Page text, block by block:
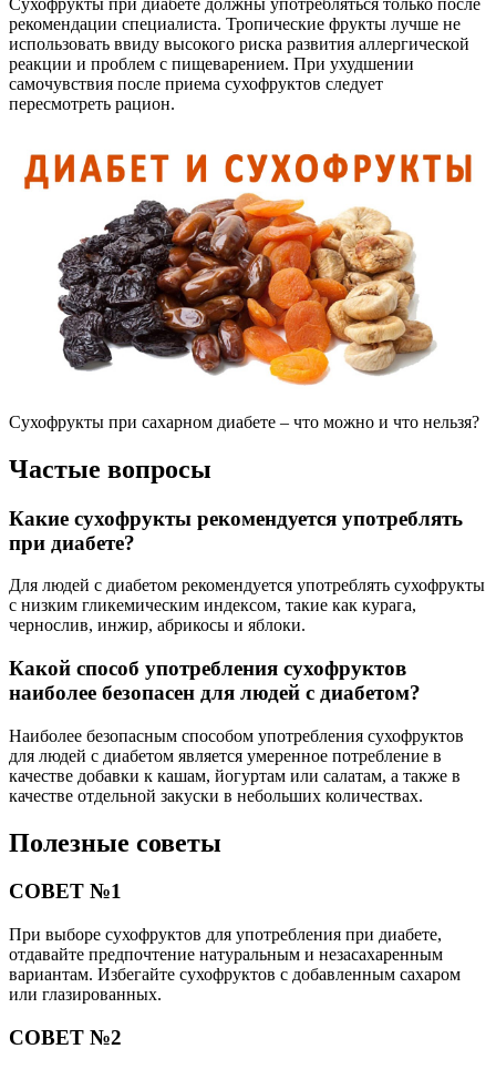
рекомендации специалиста. Тропические фрукты лучше не
использовать ввиду высокого риска развития аллергической
реакции и проблем с пищеварением. При ухудшении
самочувствия после приема сухофруктов следует
пересмотреть рацион.
Сухофрукты при сахарном диабете – что можно и что нельзя?
Частые вопросы
Какие сухофрукты рекомендуется употреблять
при диабете?
Для людей с диабетом рекомендуется употреблять сухофрукты
с низким гликемическим индексом, такие как курага,
чернослив, инжир, абрикосы и яблоки.
Какой способ употребления сухофруктов
наиболее безопасен для людей с диабетом?
Наиболее безопасным способом употребления сухофруктов
для людей с диабетом является умеренное потребление в
качестве добавки к кашам, йогуртам или салатам, а также в
качестве отдельной закуски в небольших количествах.
Полезные советы
СОВЕТ №1
При выборе сухофруктов для употребления при диабете,
отдавайте предпочтение натуральным и незасахаренным
вариантам. Избегайте сухофруктов с добавленным сахаром
или глазированных.
СОВЕТ №2